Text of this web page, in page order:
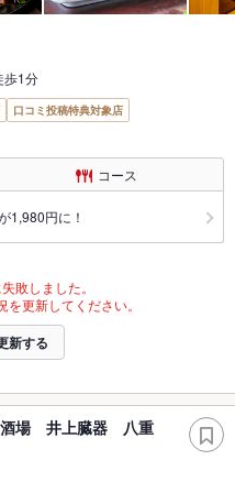
歩1分
口コミ投稿特典対象店
コース
1,980円に！
敗しました。
更新してください。
新する
酒場 井上臓器 八重